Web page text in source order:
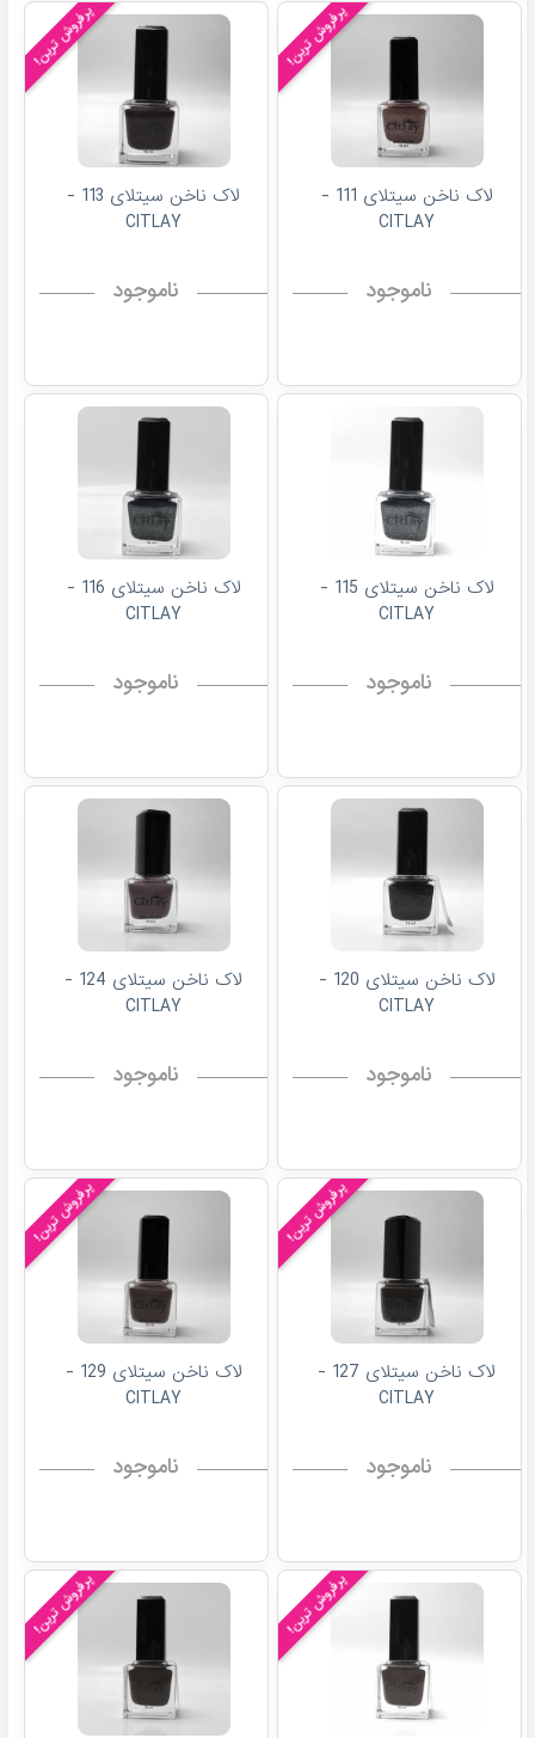
پرفروش ترین!
لاک ناخن سیتلای 111 -
CITLAY
ناموجود
پرفروش ترین!
لاک ناخن سیتلای 113 -
CITLAY
ناموجود
لاک ناخن سیتلای 115 -
CITLAY
ناموجود
لاک ناخن سیتلای 116 -
CITLAY
ناموجود
لاک ناخن سیتلای 120 -
CITLAY
ناموجود
لاک ناخن سیتلای 124 -
CITLAY
ناموجود
پرفروش ترین!
لاک ناخن سیتلای 127 -
CITLAY
ناموجود
پرفروش ترین!
لاک ناخن سیتلای 129 -
CITLAY
ناموجود
پرفروش ترین! پرفروش ترین!